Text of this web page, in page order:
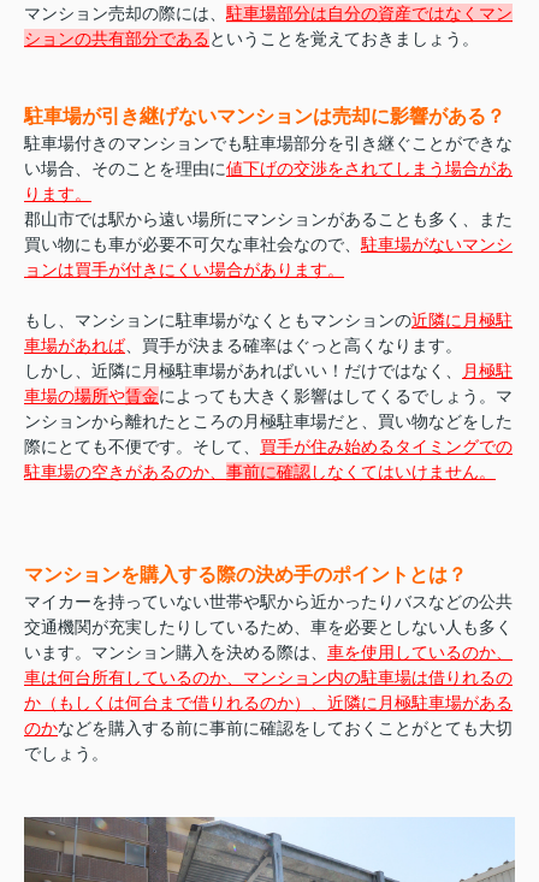
マンション売却の際には、 駐車場部分は自分の資産ではなくマン
ションの共有部分である ということを覚えておきましょう。
駐車場が引き継げないマンションは売却に影響がある？
駐車場付きのマンションでも駐車場部分を引き継ぐことができな
い場合、そのことを理由に値下げの交渉をされてしまう場合があ
ります。
郡山市では駅から遠い場所にマンションがあることも多く、また
買い物にも車が必要不可欠な車社会なので、 駐車場がないマンシ
ョンは買手が付きにくい場合があります。
もし、マンションに駐車場がなくともマンションの近隣に月極駐
車場があれば、買手が決まる確率はぐっと高くなります。
しかし、近隣に月極駐車場があればいい！だけではなく、
月極駐
車場の場所や賃金によっても大きく影響はしてくるでしょう。マ
ンションから離れたところの月極駐車場だと、買い物などをした
際にとても不便です。そして、 買手が住み始めるタイミングでの
駐車場の空きがあるのか、 事前に確認しなくてはいけません。
マンションを購入する際の決め手のポイントとは？
マイカーを持っていない世帯や駅から近かったりバスなどの公共
交通機関が充実したりしているため、車を必要としない人も多く
います。マンション購入を決める際は、 車を使用しているのか、
車は何台所有しているのか、マンション内の駐車場は借りれるの
か（もしくは何台まで借りれるのか）、近隣に月極駐車場がある
のかなどを購入する前に事前に確認をしておくことがとても大切
でしょう。